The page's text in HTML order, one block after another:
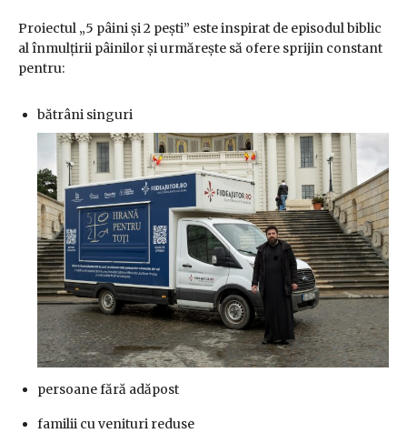
Proiectul „5 pâini și 2 pești” este inspirat de episodul biblic
al înmulțirii pâinilor și urmărește să ofere sprijin constant
pentru:
bătrâni singuri
persoane fără adăpost
familii cu venituri reduse